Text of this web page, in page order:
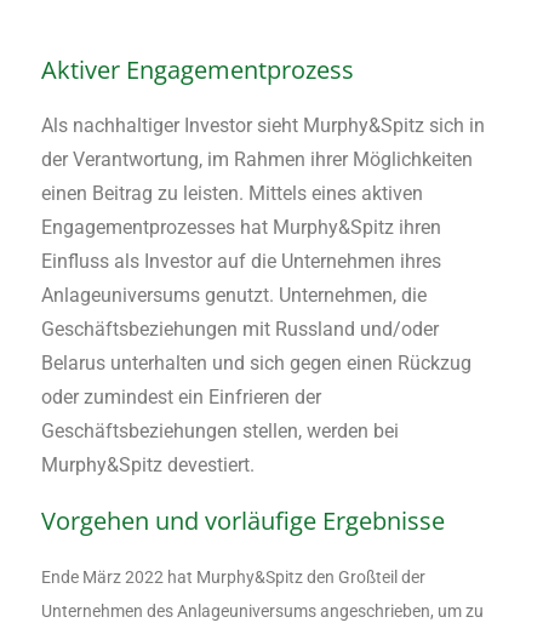
Aktiver Engagementprozess
Als nachhaltiger Investor sieht Murphy&Spitz sich in
der Verantwortung, im Rahmen ihrer Möglichkeiten
einen Beitrag zu leisten. Mittels eines aktiven
Engagementprozesses hat Murphy&Spitz ihren
Einfluss als Investor auf die Unternehmen ihres
Anlageuniversums genutzt. Unternehmen, die
Geschäftsbeziehungen mit Russland und/oder
Belarus unterhalten und sich gegen einen Rückzug
oder zumindest ein Einfrieren der
Geschäftsbeziehungen stellen, werden bei
Murphy&Spitz devestiert.
Vorgehen und vorläufige Ergebnisse
Ende März 2022 hat Murphy&Spitz den Großteil der
Unternehmen des Anlageuniversums angeschrieben, um zu